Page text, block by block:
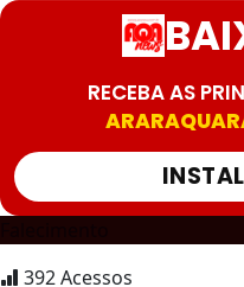
RECEBA AS
392Acessos